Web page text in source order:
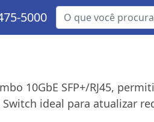
5000
10GbE SFP+/RJ45,
ideal para atualizar